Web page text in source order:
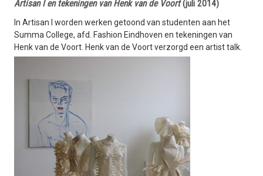
Artisan I en tekeningen van Henk van de Voort(juli 2014)
In Artisan I worden werken getoond van studenten aan het
Summa College, afd. Fashion Eindhoven en tekeningen van
Henk van de Voort. Henk van de Voort verzorgd een artist talk.